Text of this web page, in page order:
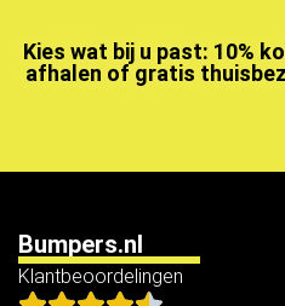
Kies wat bij u past: 10%
afhalen of gratis
Bumpers.nl
Klantbeoordelingen